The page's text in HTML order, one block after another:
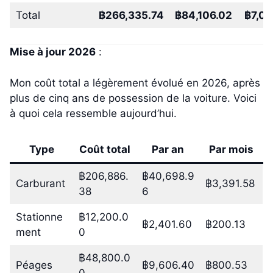
Total ฿266,335.74 ฿84,106.02 ฿
Mise à jour 2026 :
Mon coût total a légèrement évolué en 2026, après
plus de cinq ans de possession de la voiture. Voici
à quoi cela ressemble aujourd’hui.
Type Coût total Par an Par mois
Carburant
฿206,886.
38
฿40,698.9
6
฿3,391.58
Stationne
ment
฿12,200.0
0
฿2,401.60 ฿200.13
Péages
฿48,800.0
฿9,606.40 ฿800.53